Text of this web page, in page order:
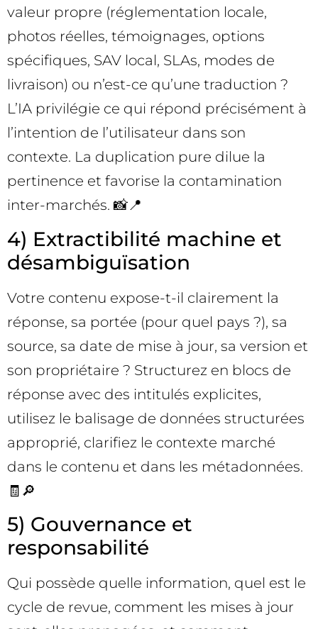
valeur propre (réglementation locale,
photos réelles, témoignages, options
spécifiques, SAV local, SLAs, modes de
livraison) ou n’est-ce qu’une traduction ?
L’IA privilégie ce qui répond précisément à
l’intention de l’utilisateur dans son
contexte. La duplication pure dilue la
pertinence et favorise la contamination
inter-marchés. 📸📍
4) Extractibilité machine et
désambiguïsation
Votre contenu expose-t-il clairement la
réponse, sa portée (pour quel pays ?), sa
source, sa date de mise à jour, sa version et
son propriétaire ? Structurez en blocs de
réponse avec des intitulés explicites,
utilisez le balisage de données structurées
approprié, clarifiez le contexte marché
dans le contenu et dans les métadonnées.
🧾🔎
5) Gouvernance et
responsabilité
Qui possède quelle information, quel est le
cycle de revue, comment les mises à jour